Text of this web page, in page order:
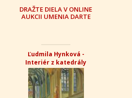
DRAŽTE DIELA V ONLINE
AUKCII UMENIA DARTE
Ľudmila Hynková -
Interiér z katedrály